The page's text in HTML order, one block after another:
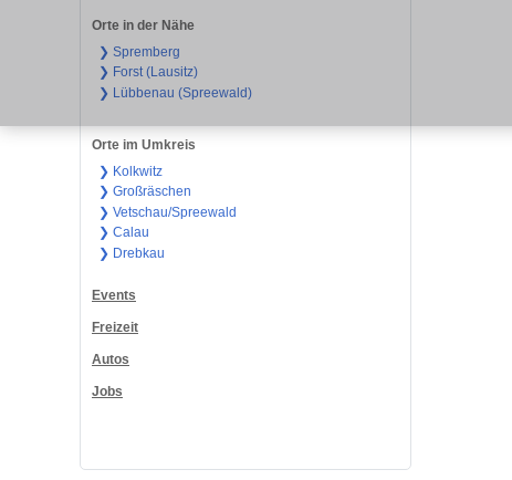
Orte in der Nähe
❯ Spremberg
❯ Forst (Lausitz)
❯ Lübbenau (Spreewald)
Orte im Umkreis
❯ Kolkwitz
❯ Großräschen
❯ Vetschau/Spreewald
❯ Calau
❯ Drebkau
Events
Freizeit
Autos
Jobs